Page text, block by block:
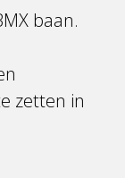
baan.
zetten in